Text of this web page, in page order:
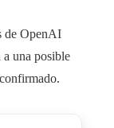
de OpenAI
a una posible